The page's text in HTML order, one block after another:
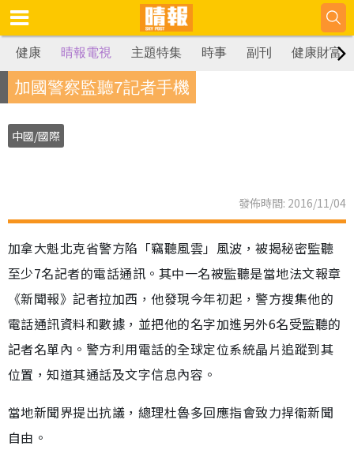
健康 晴報電視 主題特集 時事 副刊 健康財富
加國警察監聽7記者手機
中國/國際
發佈時間: 2016/11/04
加拿大魁北克省警方陷「竊聽風雲」風波，被揭秘密監聽
至少7名記者的電話通訊。其中一名被監聽是當地法文報章
《新聞報》記者拉加西，他發現今年初起，警方搜集他的
電話通訊資料和數據，並把他的名字加進另外6名受監聽的
記者名單內。警方利用電話的全球定位系統晶片追蹤到其
位置，知道其通話及文字信息內容。
當地新聞界提出抗議，總理杜魯多回應指會致力捍衞新聞
自由。